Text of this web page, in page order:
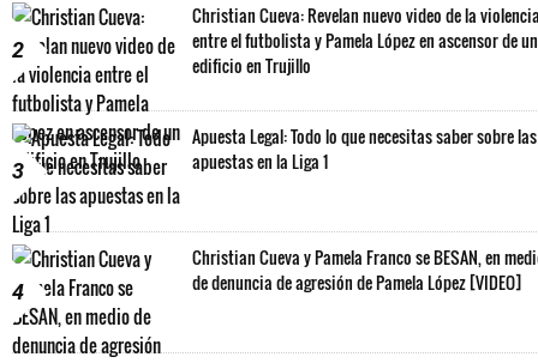
2
Christian Cueva: Revelan nuevo video de la
entre el futbolista y Pamela López en ascensor de un
edificio en Trujillo
3
Apuesta Legal: Todo lo que necesitas saber sobre las
apuestas en la Liga 1
4
Christian Cueva y Pamela Franco se BESAN, en
de denuncia de agresión de Pamela López [VIDEO]